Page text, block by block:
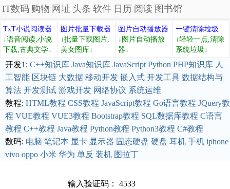
IT数码 购物 网址 头条 软件 日历 阅读 图书馆
TxT小说阅读器
↓语音阅读,小说
下载,古典文学↓
图片批量下载器
↓批量下载图片,
美女图库↓
图片自动播放器
↓图片自动播放
器↓
一键清除垃圾
↓轻轻一点,清除
系统垃圾↓
开发1: C++知识库 Java知识库 JavaScript Python PHP知识库 人
工智能 区块链 大数据 移动开发 嵌入式 开发工具 数据结构与
算法 开发测试 游戏开发 网络协议 系统运维
教程: HTML教程 CSS教程 JavaScript教程 Go语言教程 JQuery教
程 VUE教程 VUE3教程 Bootstrap教程 SQL数据库教程 C语言
教程 C++教程 Java教程 Python教程 Python3教程 C#教程
数码: 电脑 笔记本 显卡 显示器 固态硬盘 硬盘 耳机 手机 iphone
vivo oppo 小米 华为 单反 装机 图拉丁
输入验证码： 4533